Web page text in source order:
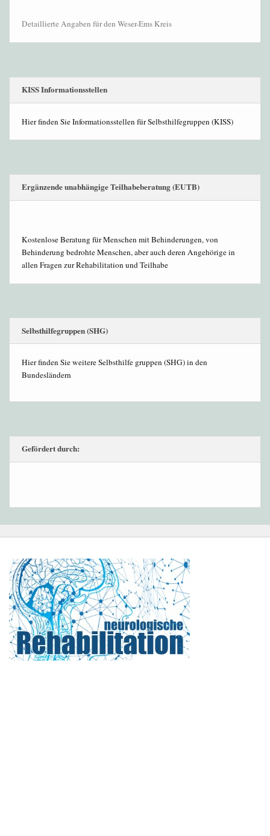
Detaillierte Angaben für den Weser-Ems Kreis
KISS Informationsstellen
Hier finden Sie Informationsstellen für Selbsthilfegruppen (KISS)
Ergänzende unabhängige Teilhabeberatung (EUTB)
Kostenlose Beratung für Menschen mit Behinderungen, von
Behinderung bedrohte Menschen, aber auch deren Angehörige in
allen Fragen zur Rehabilitation und Teilhabe
Selbsthilfegruppen (SHG)
Hier finden Sie weitere Selbsthilfe gruppen (SHG) in den
Bundesländern
Gefördert durch: